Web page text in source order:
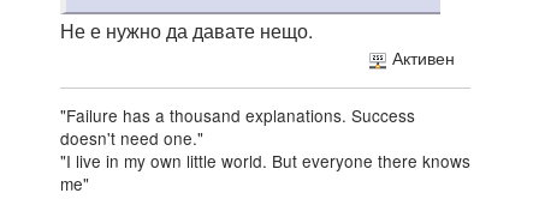
Не е нужно да давате нещо.
Активен
"Failure has a thousand explanations. Success
doesn't need one."
"I live in my own little world. But everyone there knows
me"